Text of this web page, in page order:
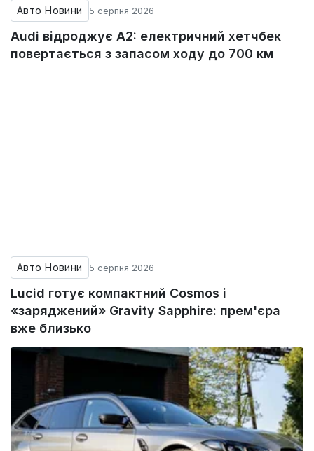
Авто Новини 5 серпня 2026
Audi відроджує A2: електричний хетчбек
повертається з запасом ходу до 700 км
Авто Новини 5 серпня 2026
Lucid готує компактний Cosmos і
«заряджений» Gravity Sapphire: прем'єра
вже близько